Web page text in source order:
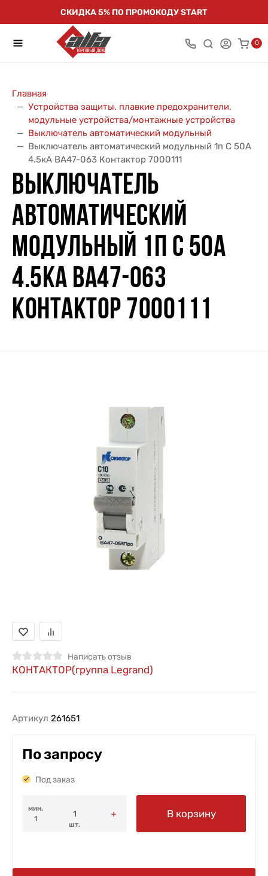
СКИДКА 5% ПО ПРОМОКОДУ START
0
Главная
Устройства защиты, плавкие предохранители,
модульные устройства/монтажные устройства
Выключатель автоматический модульный
Выключатель автоматический модульный 1п C 50А
4.5кА ВА47-063 Контактор 7000111
ВЫКЛЮЧАТЕЛЬ
АВТОМАТИЧЕСКИЙ
МОДУЛЬНЫЙ 1П C 50А
4.5КА ВА47-063
КОНТАКТОР 7000111
Написать отзыв
КОНТАКТОР(группа Legrand)
Артикул 261651
По запросу
Под заказ
мин.
1
шт.
В корзину